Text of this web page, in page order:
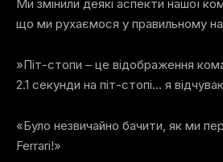
Ми змінили деякі аспекти нашої
що ми рухаємося у правильному
»Піт-стопи – це відображення
2.1 секунди на піт-стопі… я
«Було незвичайно бачити, як ми
Ferrari!»